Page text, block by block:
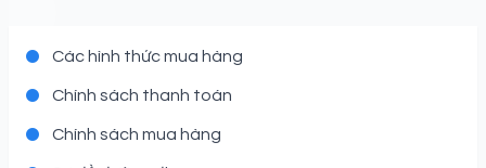
Các hình thức mua hàng
Chính sách thanh toán
Chính sách mua hàng